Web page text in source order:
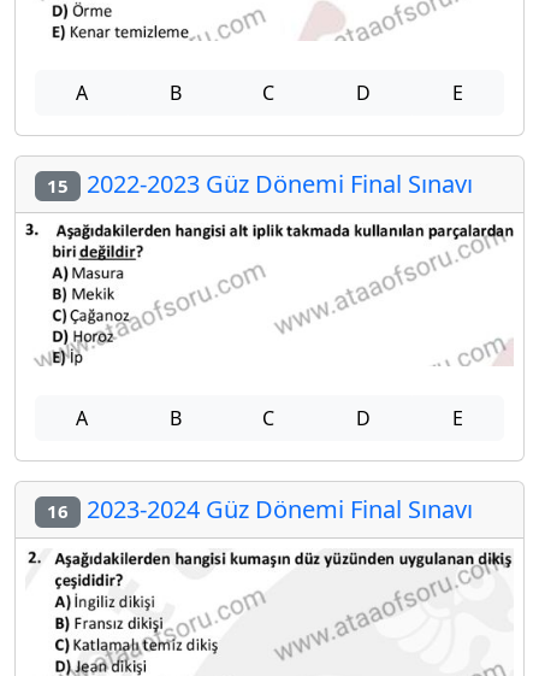
A B C D E
15 2022-2023 Güz Dönemi Final Sınavı
A B C D E
16 2023-2024 Güz Dönemi Final Sınavı